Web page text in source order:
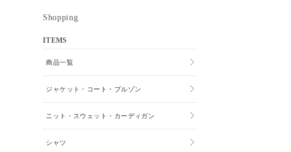
Shopping
ITEMS
商品一覧
ジャケット・コート・ブルゾン
ニット・スウェット・カーディガン
シャツ